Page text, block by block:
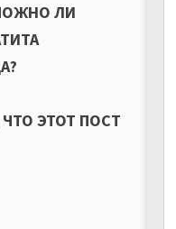
ЛИ
ЭТОТ ПОСТ